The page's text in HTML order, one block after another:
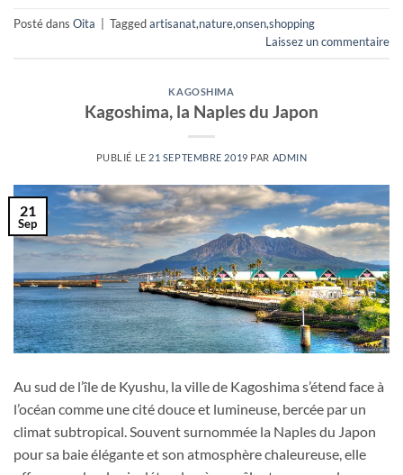
Posté dans Oita Taggedartisanat,nature,onsen,shopping
Laissez un commentaire
KAGOSHIMA
Kagoshima, la Naples du Japon
PUBLIÉ LE 21 SEPTEMBRE 2019 PAR ADMIN
21
Sep
Au sud de l’île de Kyushu, la ville de Kagoshima s’étend face à
l’océan comme une cité douce et lumineuse, bercée par un
climat subtropical. Souvent surnommée la Naples du Japon
pour sa baie élégante et son atmosphère chaleureuse, elle